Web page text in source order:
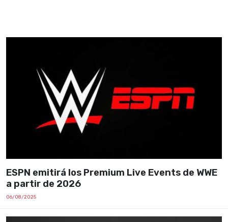
ESPN emitirá los Premium Live Events de WWE
a partir de 2026
06/08/2025